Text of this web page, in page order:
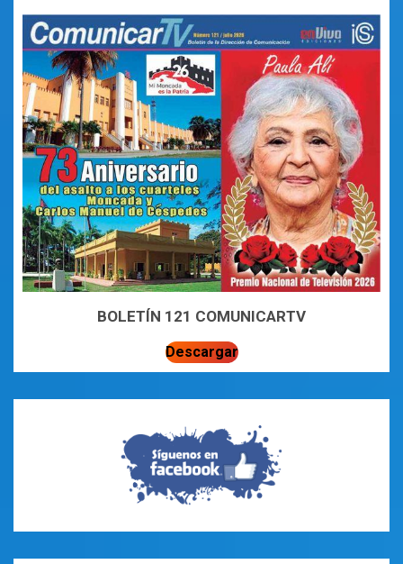
BOLETÍN 121 COMUNICARTV
Descargar